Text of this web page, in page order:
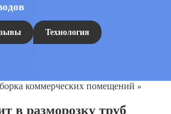
Технология
коммерческих помещений »
в разморозку труб